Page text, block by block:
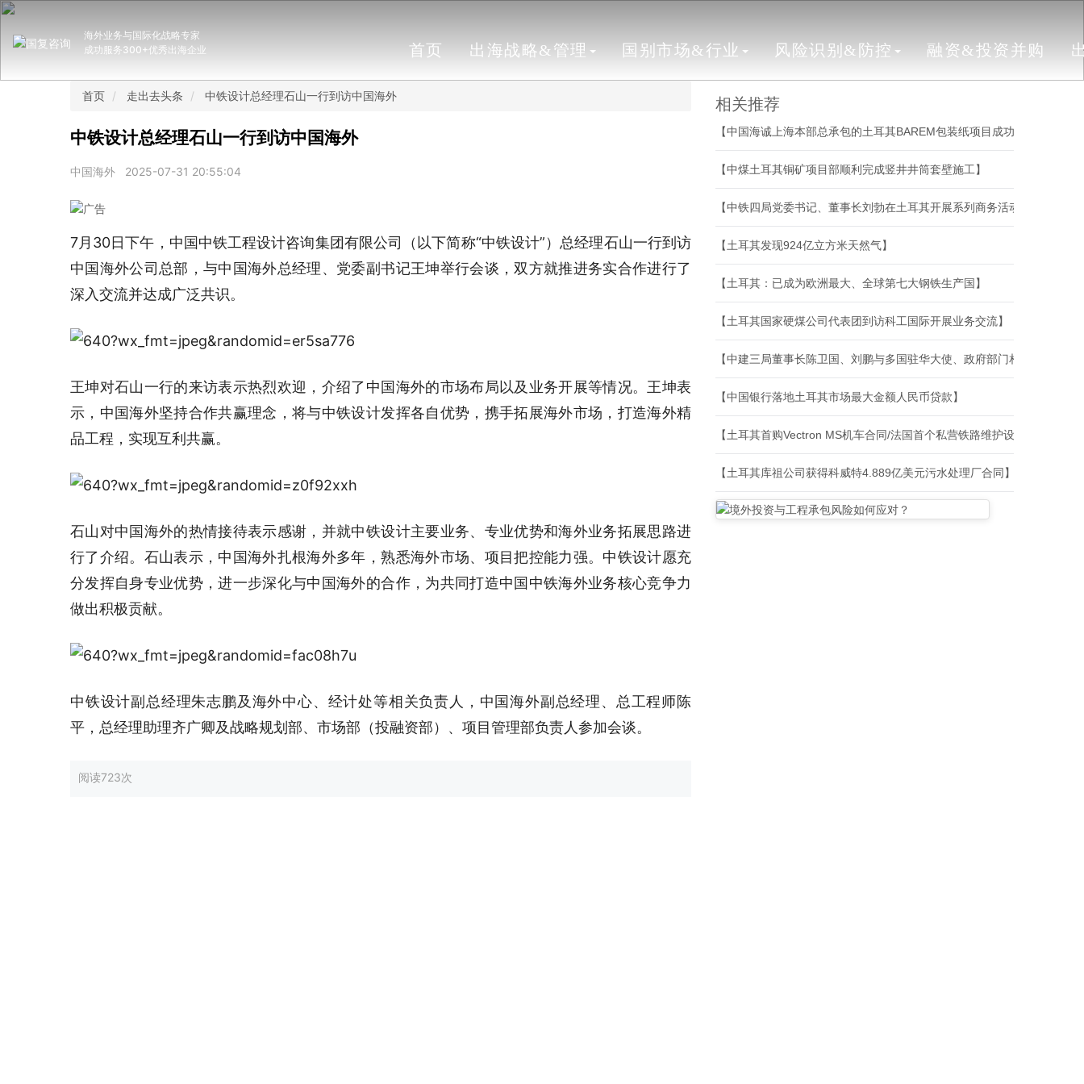
海外业务与国际化战略专家
成功服务300+优秀出海企业
首页 出海战略&管理 国别市场&行业 风险识别&防控 融资&投资并购
首页 走出去头条 中铁设计总经理石山一行到访中国海外
中铁设计总经理石山一行到访中国海外
中国海外 2025-07-31 20:55:04
7月30日下午，中国中铁工程设计咨询集团有限公司（以下简称“中铁设计”）总经理石山一行到访
中国海外公司总部，与中国海外总经理、党委副书记王坤举行会谈，双方就推进务实合作进行了
深入交流并达成广泛共识。
王坤对石山一行的来访表示热烈欢迎，介绍了中国海外的市场布局以及业务开展等情况。王坤表
示，中国海外坚持合作共赢理念，将与中铁设计发挥各自优势，携手拓展海外市场，打造海外精
品工程，实现互利共赢。
石山对中国海外的热情接待表示感谢，并就中铁设计主要业务、专业优势和海外业务拓展思路进
行了介绍。石山表示，中国海外扎根海外多年，熟悉海外市场、项目把控能力强。中铁设计愿充
分发挥自身专业优势，进一步深化与中国海外的合作，为共同打造中国中铁海外业务核心竞争力
做出积极贡献。
中铁设计副总经理朱志鹏及海外中心、经计处等相关负责人，中国海外副总经理、总工程师陈
平，总经理助理齐广卿及战略规划部、市场部（投融资部）、项目管理部负责人参加会谈。
阅读723次
相关推荐
【中国海诚上海本部总承包的土耳其BAREM包装纸项目成功开机】
【中煤土耳其铜矿项目部顺利完成竖井井筒套壁施工】
【中铁四局党委书记、董事长刘勃在土耳其开展系列商务活动】
【土耳其发现924亿立方米天然气】
【土耳其：已成为欧洲最大、全球第七大钢铁生产国】
【土耳其国家硬煤公司代表团到访科工国际开展业务交流】
【中建三局董事长陈卫国、刘鹏与多国驻华大使、政府部门相关负责人、
【中国银行落地土耳其市场最大金额人民币贷款】
【土耳其首购Vectron MS机车合同/法国首个私营铁路维护设施建设合同/
【土耳其库祖公司获得科威特4.889亿美元污水处理厂合同】